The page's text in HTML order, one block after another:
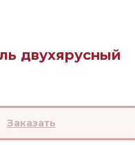
двухярусный
Заказать